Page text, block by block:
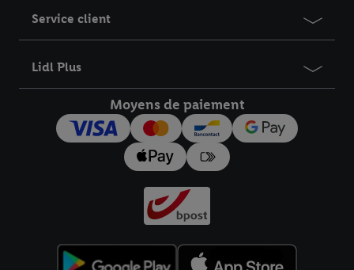
Service client
Lidl Plus
Moyens de paiement